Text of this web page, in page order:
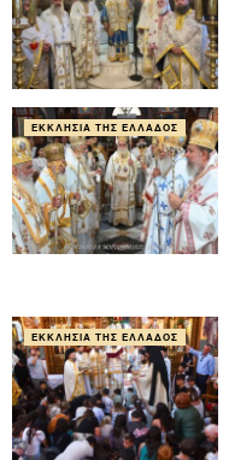
ΕΚΚΛΗΣΊΑ ΤΗΣ ΕΛΛΆΔΟΣ
ΕΚΚΛΗΣΊΑ ΤΗΣ ΕΛΛΆΔΟΣ